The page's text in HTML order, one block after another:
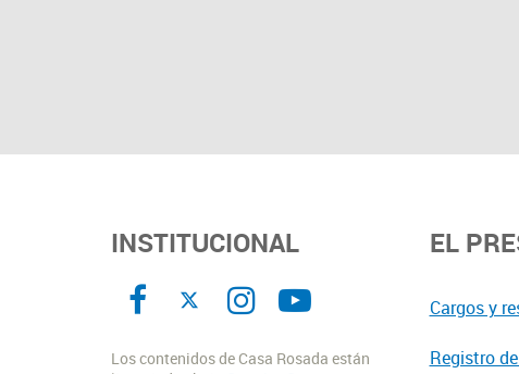
INSTITUCIONAL
Los contenidos de Casa Rosada están
EL
Cargos y
Registro